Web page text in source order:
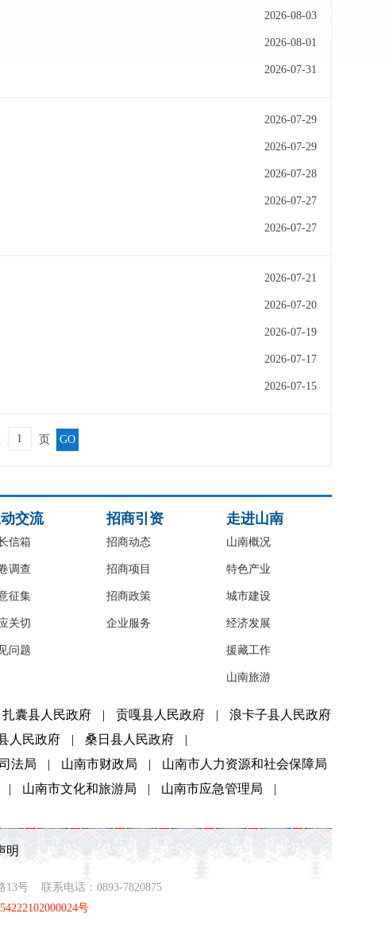
2026-08-03
2026-08-01
2026-07-31
2026-07-29
2026-07-29
2026-07-28
2026-07-27
2026-07-27
2026-07-21
2026-07-20
2026-07-19
2026-07-17
2026-07-15
页 GO
交流
信箱
调查
征集
关切
问题
招商引资
招商动态
招商项目
招商政策
企业服务
走进山南
山南概况
特色产业
城市建设
经济发展
援藏工作
山南旅游
扎囊县人民政府 | 贡嘎县人民政府 |
浪卡子县人民政府
人民政府 | 桑日县人民政府
|
法局 | 山南市财政局 |
山南市人力资源和社会保障局
| 山南市文化和旅游局 | 山南市应急管理局
|
明
号 联系电话：0893-7820875
号